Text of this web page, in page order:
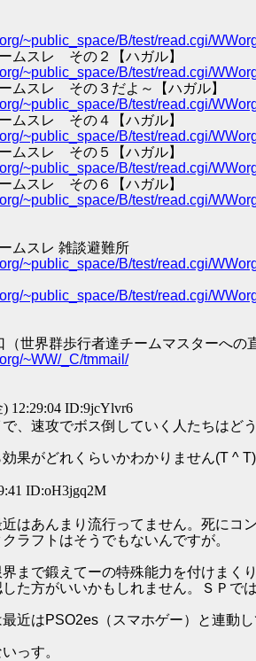
~public_space/B/test/read.cgi/
ムスレ その２【ハガル】
~public_space/B/test/read.cgi/
ムスレ その３だよ～【ハガル】
~public_space/B/test/read.cgi/
ムスレ その４【ハガル】
~public_space/B/test/read.cgi/
ムスレ その５【ハガル】
~public_space/B/test/read.cgi/
ムスレ その６【ハガル】
~public_space/B/test/read.cgi/
ムスレ 雑談避難所
~public_space/B/test/read.cgi/
~public_space/B/test/read.cgi/
世界群歩行者達チームマスターへの
~WW/_C/tmmail/
) 12:29:04 ID:9jcYlvr6
、速攻でボス倒していく人たちはど
果がどれくらいかわかりません(T ^ T)
ID:oH3jgq2M
はあんまり流行ってません。死にコ
ラフトはそうでもないんですが。
で鍛えてーの特殊能力を付けまくり
た方がいいかもしれません。ＳＰで
近はPSO2es（スマホゲー）と連動
っす。